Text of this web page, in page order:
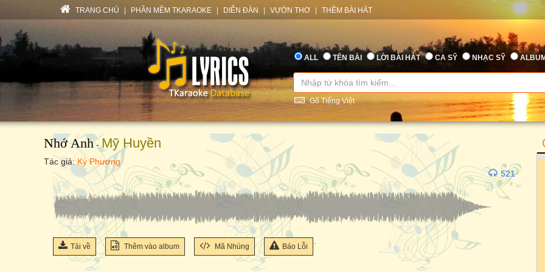
TRANG CHỦ PHẦN MỀM TKARAOKE DIỄN ĐÀN VƯỜN THƠ THÊM BÀI HÁT
ALL TÊN BÀI LỜI BÀI HÁT CA SỸ NHẠC SỸ
Gõ Tiếng Việt
Nhớ Anh-Mỹ Huyền
Tác giả: Kỳ Phương
521
Tải về Thêm vào album Mã Nhúng Báo Lỗi